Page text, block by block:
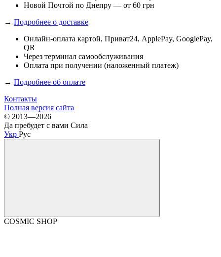
Новой Почтой по Днепру — от 60 грн
→ Подробнее о доставке
Онлайн-оплата картой, Приват24, ApplePay, GooglePay,
QR
Через терминал самообслуживания
Оплата при получении (наложенный платеж)
→ Подробнее об оплате
Контакты
Полная версия сайта
© 2013—2026
Да пребудет с вами Сила
Укр Рус
COSMIC SHOP